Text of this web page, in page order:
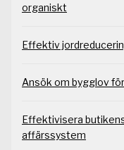
organiskt
Effektiv
Ansök om bygglov
Effektivisera
affärssystem